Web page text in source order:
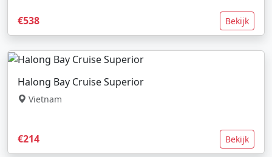
€538 Bekijk
Halong Bay Cruise Superior
Vietnam
€214 Bekijk